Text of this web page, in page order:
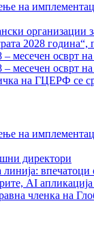
на
организации
2028 година“,
месечен осврт
месечен осврт
на ГЦЕРФ се
на
директори
впечатоци
AI
членка на